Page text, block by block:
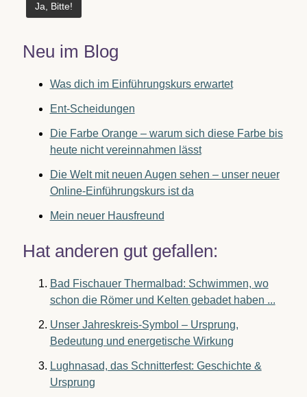
Neu im Blog
Was dich im Einführungskurs erwartet
Ent-Scheidungen
Die Farbe Orange – warum sich diese Farbe bis
heute nicht vereinnahmen lässt
Die Welt mit neuen Augen sehen – unser neuer
Online-Einführungskurs ist da
Mein neuer Hausfreund
Hat anderen gut gefallen:
Bad Fischauer Thermalbad: Schwimmen, wo
schon die Römer und Kelten gebadet haben ...
Unser Jahreskreis-Symbol – Ursprung,
Bedeutung und energetische Wirkung
Lughnasad, das Schnitterfest: Geschichte &
Ursprung